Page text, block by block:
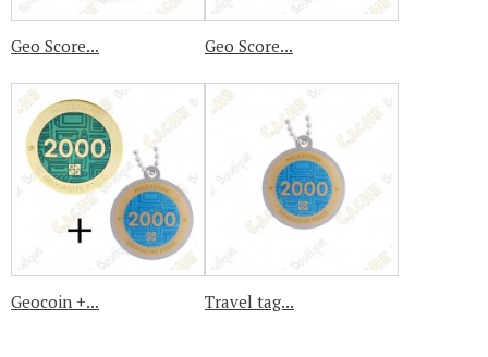
Geo Score... Geo Score...
Geocoin +... Travel tag...